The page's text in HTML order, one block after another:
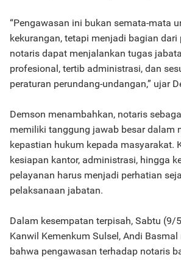
“Pengawasan ini bukan semata-mata
kekurangan, tetapi menjadi bagian
notaris dapat menjalankan tugas
profesional, tertib administrasi, dan
peraturan perundang-undangan,” ujar
Demson menambahkan, notaris
memiliki tanggung jawab besar dalam
kepastian hukum kepada masyarakat.
kesiapan kantor, administrasi, hingga
pelayanan harus menjadi perhatian
pelaksanaan jabatan.
Dalam kesempatan terpisah, Sabtu (9/
Kanwil Kemenkum Sulsel, Andi Basmal
bahwa pengawasan terhadap notaris